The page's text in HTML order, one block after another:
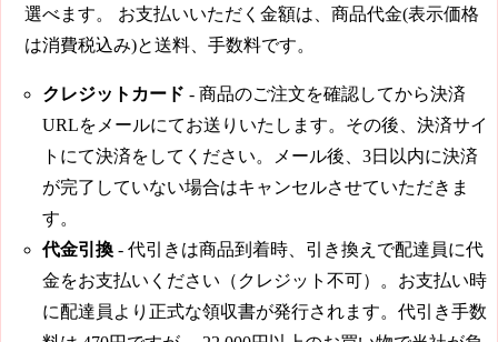
選べます。 お支払いいただく金額は、商品代金(表示価格
は消費税込み)と送料、手数料です。
クレジットカード - 商品のご注文を確認してから決済
URLをメールにてお送りいたします。その後、決済サイ
トにて決済をしてください。メール後、3日以内に決済
が完了していない場合はキャンセルさせていただきま
す。
代金引換 - 代引きは商品到着時、引き換えで配達員に代
金をお支払いください（クレジット不可）。お支払い時
に配達員より正式な領収書が発行されます。代引き手数